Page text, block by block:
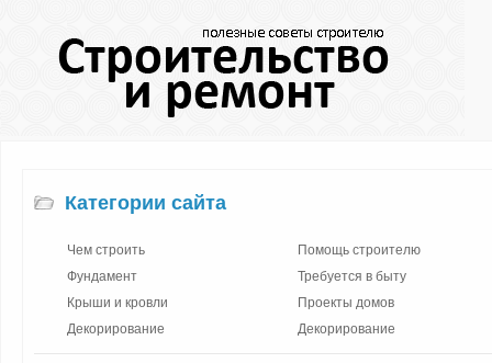
Категории сайта
Чем строить
Фундамент
Крыши и кровли
Декорирование
Помощь строителю
Требуется в быту
Проекты домов
Декорирование